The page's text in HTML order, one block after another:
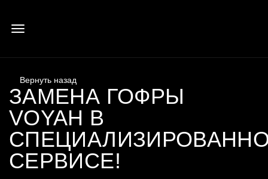
ЗАМЕНА ГОФРЫ
VOYAH В
СЕРВИСЕ!